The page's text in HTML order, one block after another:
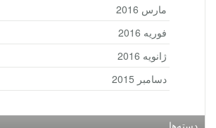
مارس 2016
فوریه 2016
ژانویه 2016
دسامبر 2015
دسته‌ها